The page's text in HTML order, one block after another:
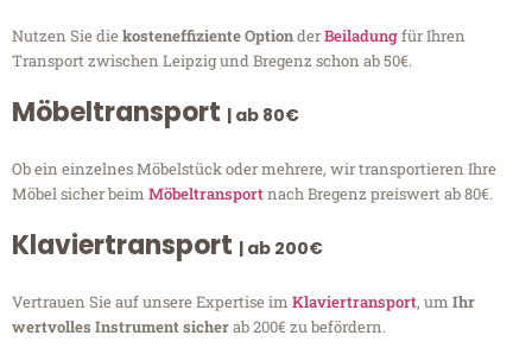
Nutzen Sie diekosteneffiziente OptionderBeiladungfür Ihren
Transport zwischen Leipzig und Bregenz schon ab 50€.
Möbeltransport | ab 80€
Ob ein einzelnes Möbelstück oder mehrere, wir transportieren Ihre
Möbel sicher beim Möbeltransportnach Bregenz preiswert ab 80€.
Klaviertransport | ab 200€
Vertrauen Sie auf unsere Expertise im Klaviertransport, um Ihr
wertvolles Instrument sicherab 200€ zu befördern.